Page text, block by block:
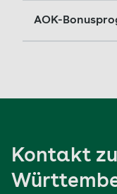
AOK-
Kontakt